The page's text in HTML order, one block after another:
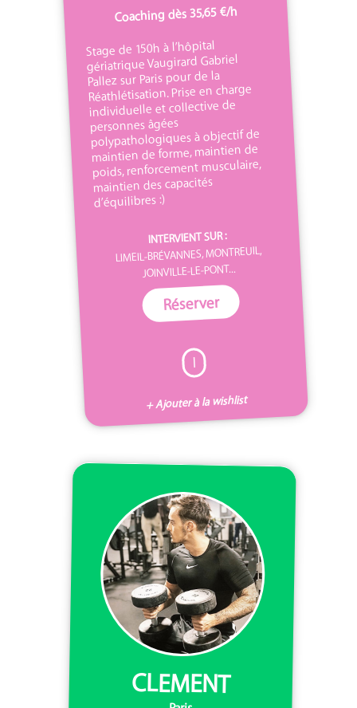
Coaching dès 35,65 €/h
Stage de 150h à l’hôpital
gériatrique Vaugirard Gabriel
Pallez sur Paris pour de la
Réathlétisation. Prise en charge
individuelle et collective de
personnes âgées
polypathologiques à objectif de
maintien de forme, maintien de
poids, renforcement musculaire,
maintien des capacités
d’équilibres :)
INTERVIENT SUR :
LIMEIL-BRÉVANNES, MONTREUIL,
JOINVILLE-LE-PONT...
Réserver
I
+ Ajouter à la wishlist
CLEMENT